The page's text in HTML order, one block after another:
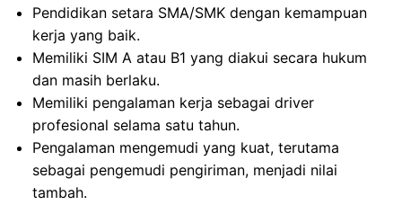
Pendidikan setara SMA/SMK dengan kemampuan
kerja yang baik.
Memiliki SIM A atau B1 yang diakui secara hukum
dan masih berlaku.
Memiliki pengalaman kerja sebagai driver
profesional selama satu tahun.
Pengalaman mengemudi yang kuat, terutama
sebagai pengemudi pengiriman, menjadi nilai
tambah.